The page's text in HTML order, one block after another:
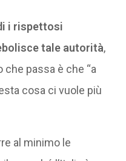
i rispettosi
tale autorità,
passa è che “a
cosa ci vuole più
al minimo le